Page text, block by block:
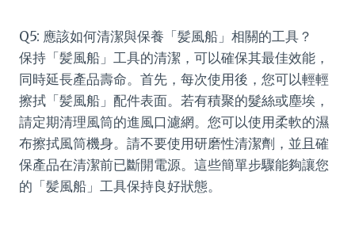
Q5: 應該如何清潔與保養「髪風船」相關的工具？
保持「髪風船」工具的清潔，可以確保其最佳效能，
同時延長產品壽命。首先，每次使用後，您可以輕輕
擦拭「髪風船」配件表面。若有積聚的髮絲或塵埃，
請定期清理風筒的進風口濾網。您可以使用柔軟的濕
布擦拭風筒機身。請不要使用研磨性清潔劑，並且確
保產品在清潔前已斷開電源。這些簡單步驟能夠讓您
的「髪風船」工具保持良好狀態。